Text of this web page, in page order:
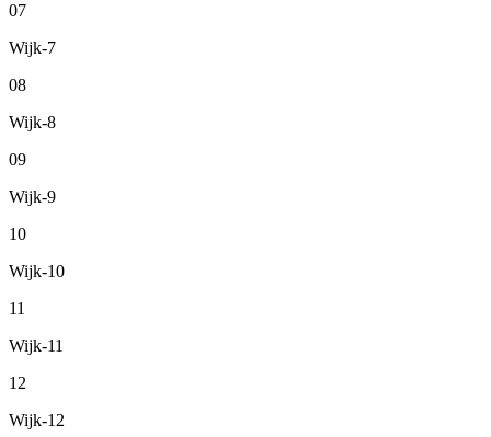
07
Wijk-7
08
Wijk-8
09
Wijk-9
10
Wijk-10
11
Wijk-11
12
Wijk-12